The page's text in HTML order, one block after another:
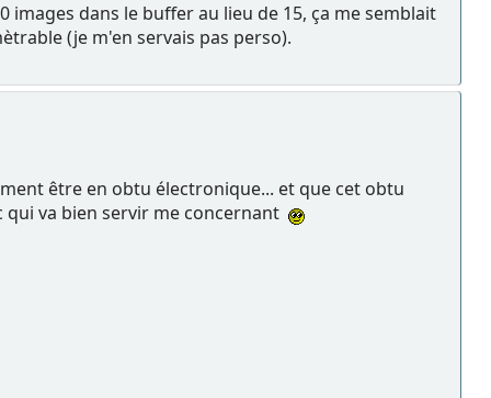
dans le buffer au lieu de 15, ça me semblait
(je m'en servais pas perso).
être en obtu électronique... et que cet obtu
va bien servir me concernant